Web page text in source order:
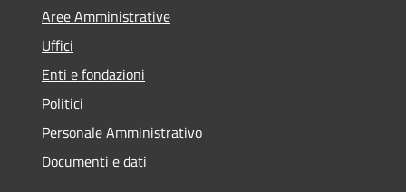
Aree Amministrative
Uffici
Enti e fondazioni
Politici
Personale Amministrativo
Documenti e dati